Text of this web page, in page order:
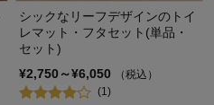
シックなリーフデザインのトイ
レマット・フタセット(単品・
セット)
¥2,750～¥6,050
（税込）
(1)